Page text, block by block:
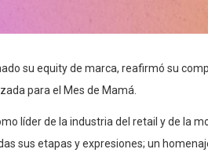
su equity de marca, reafirmó su
para el Mes de Mamá.
líder de la industria del retail y de la
sus etapas y expresiones; un